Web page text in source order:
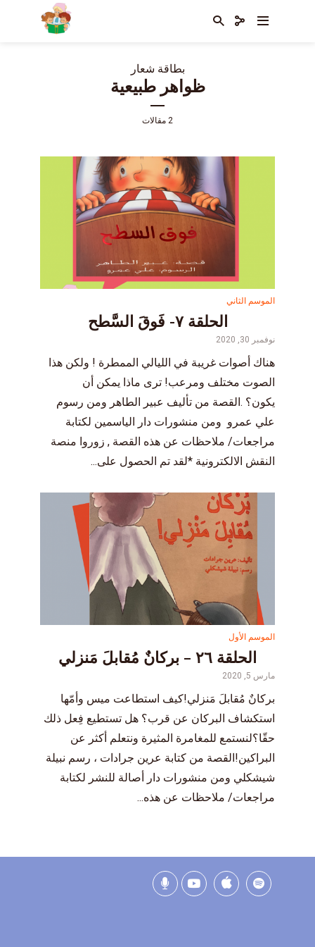
بطاقة شعار
ظواهر طبيعية
2 مقالات
الموسم الثاني
الحلقة ٧- فَوقَ السَّطح
نوفمبر 30, 2020
هناك أصوات غريبة في الليالي الممطرة ! ولكن هذا
الصوت مختلف ومرعب! ترى ماذا يمكن أن
يكون؟ ‎.القصة من تأليف عبير الطاهر ومن رسوم
علي عمرو ‎ومن منشورات دار الياسمين لكتابة
مراجعات/ ملاحظات عن هذه القصة , زوروا منصة
النقش الالكترونية *لقد تم الحصول على...
الموسم الأول
الحلقة ٢٦ – بركانٌ مُقابلَ مَنزلي
مارس 5, 2020
بركانٌ مُقابلَ مَنزلي!كيف استطاعت ميس وأمّها
استكشاف البركان عن قرب؟ هل تستطيع فِعل ذلك
حقّا؟لنستمع للمغامرة المثيرة ونتعلم أكثر عن
البراكين!القصة من كتابة عرين جرادات ، رسم نبيلة
شيشكلي ومن منشورات دار أصالة للنشر لكتابة
مراجعات/ ملاحظات عن هذه...